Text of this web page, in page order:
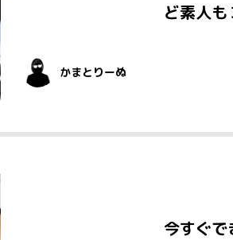
ど素人
かまとりーぬ
今すぐ